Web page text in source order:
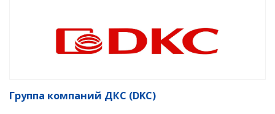
Группа компаний ДКС (DKC)